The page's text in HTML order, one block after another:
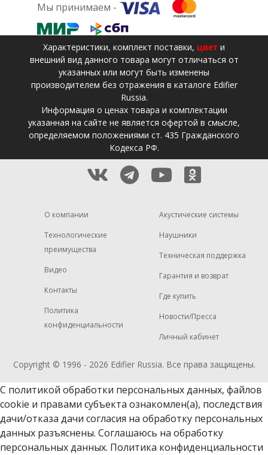
Мы принимаем -
Xарактеристики, комплект поставки, цвет и
внешний вид данного товара могут отличаться от
указанных или могут быть изменены
производителем без отражения в каталоге Edifier
Russia.
Информация о ценах товара и комплектации
указанная на сайте не является офертой в смысле,
определяемом положениями ст. 435 Гражданского
Кодекса РФ.
О компании
Технологические
преимущества
Видео
Контакты
Политика
конфиденциальности
Акустические системы
Наушники
Техническая поддержка
Гарантия и возврат
Где купить
Новости/Пресса
Личный кабинет
Copyright © 1996 - 2026 EdifierRussia. Все права защищены.
С политикой обработки персональных данных, файлов
cookie и правами субъекта ознакомлен(а), последствия
дачи/отказа дачи согласия на обработку персональных
данных разъяснены. Соглашаюсь на обработку
персональных данных. Политика конфиденциальности